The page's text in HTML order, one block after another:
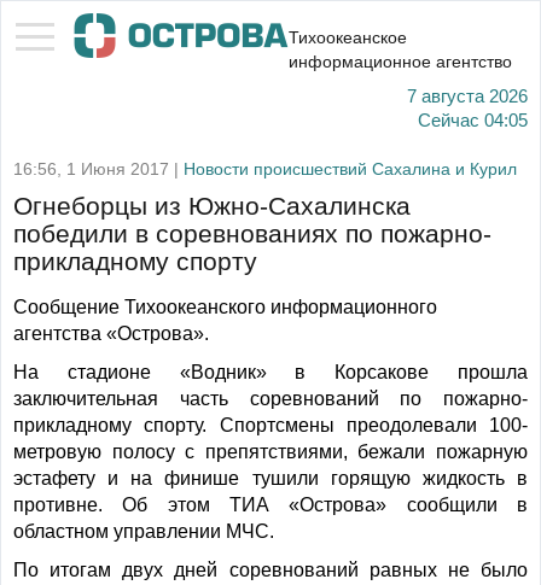
Тихоокеанское
информационное агентство
7 августа 2026
Сейчас 04:05
16:56, 1 Июня 2017 | Новости происшествий Сахалина и Курил
Огнеборцы из Южно-Сахалинска
победили в соревнованиях по пожарно-
прикладному спорту
Сообщение Тихоокеанского информационного
агентства «Острова».
На стадионе «Водник» в Корсакове прошла
заключительная часть соревнований по пожарно-
прикладному спорту. Спортсмены преодолевали 100-
метровую полосу с препятствиями, бежали пожарную
эстафету и на финише тушили горящую жидкость в
противне. Об этом ТИА «Острова» сообщили в
областном управлении МЧС.
По итогам двух дней соревнований равных не было